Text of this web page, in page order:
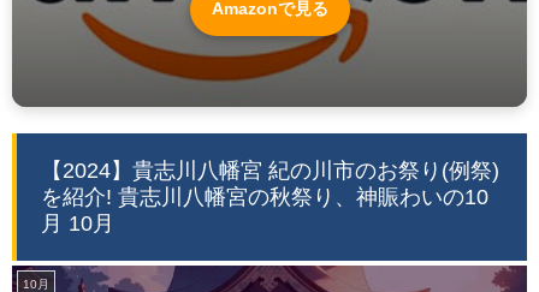
Amazonで見る
【2024】貴志川八幡宮 紀の川市のお祭り(例祭)
を紹介! 貴志川八幡宮の秋祭り、神賑わいの10
月 10月
10月